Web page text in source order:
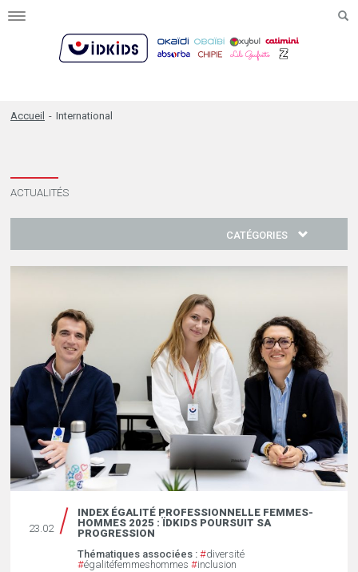
Toggle
Accueil - International
ACTUALITÉS
CATÉGORIES
23.02
INDEX ÉGALITÉ PROFESSIONNELLE FEMMES-
HOMMES 2025 : ÏDKIDS POURSUIT SA
PROGRESSION
Thématiques associées : #diversité
#égalitéfemmeshommes #inclusion